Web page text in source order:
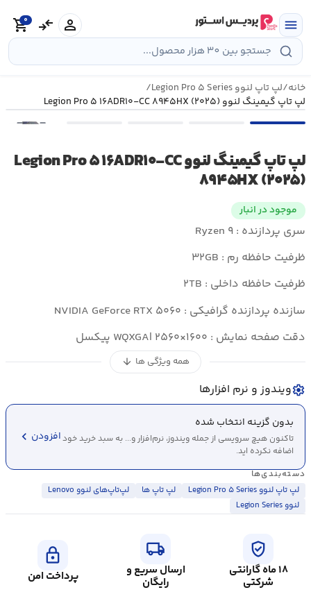
به
محتوا
menu
person
compare_arrows
shopping_cart
0
خانه/لپ تاپ لنوو Legion Pro ۵ Series
/
لپ تاپ گیمینگ لنوو Legion Pro ۵ ۱۶ADR۱۰-CC ۸۹۴۵HX (۲۰۲۵)
•••
لپ تاپ گیمینگ لنوو Legion Pro ۵ ۱۶ADR۱۰-CC
۸۹۴۵HX (۲۰۲۵)
موجود در انبار
سری پردازنده : Ryzen ۹
ظرفیت حافظه رم : ۳۲GB
ظرفیت حافظه داخلی : ۲TB
سازنده پردازنده گرافیکی : NVIDIA GeForce RTX ۵۰۶۰
دقت صفحه نمایش : WQXGA| ۲۵۶۰×۱۶۰۰ پیکسل
همه ویژگی ها arrow_downward
ویندوز و نرم افزارهاsettings
بدون گزینه انتخاب شده
تاکنون هیچ سرویسی از جمله ویندوز، نرم‌افزار و... به سبد خرید خود
اضافه نکرده اید.
افزودن chevron_left
دسته‌بندی‌ها
لپ تاپ لنوو Legion Pro ۵ Series
لپ تاپ ها
لپ‌تاپ‌های لنوو Lenovo
لنوو Legion Series
verified_user
۱۸ ماه گارانتی
شرکتی
local_shipping
ارسال سریع و
رایگان
lock
پرداخت امن